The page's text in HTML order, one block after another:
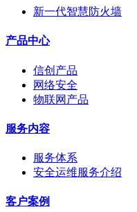
新一代智慧防火墙
产品中心
信创产品
网络安全
物联网产品
服务内容
服务体系
安全运维服务介绍
客户案例